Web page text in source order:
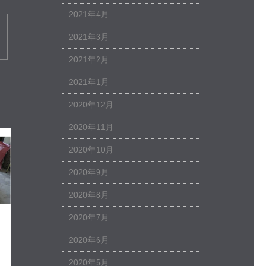
2021年4月
2021年3月
2021年2月
2021年1月
2020年12月
2020年11月
2020年10月
2020年9月
2020年8月
2020年7月
2020年6月
2020年5月